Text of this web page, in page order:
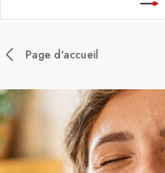
Page d'accueil